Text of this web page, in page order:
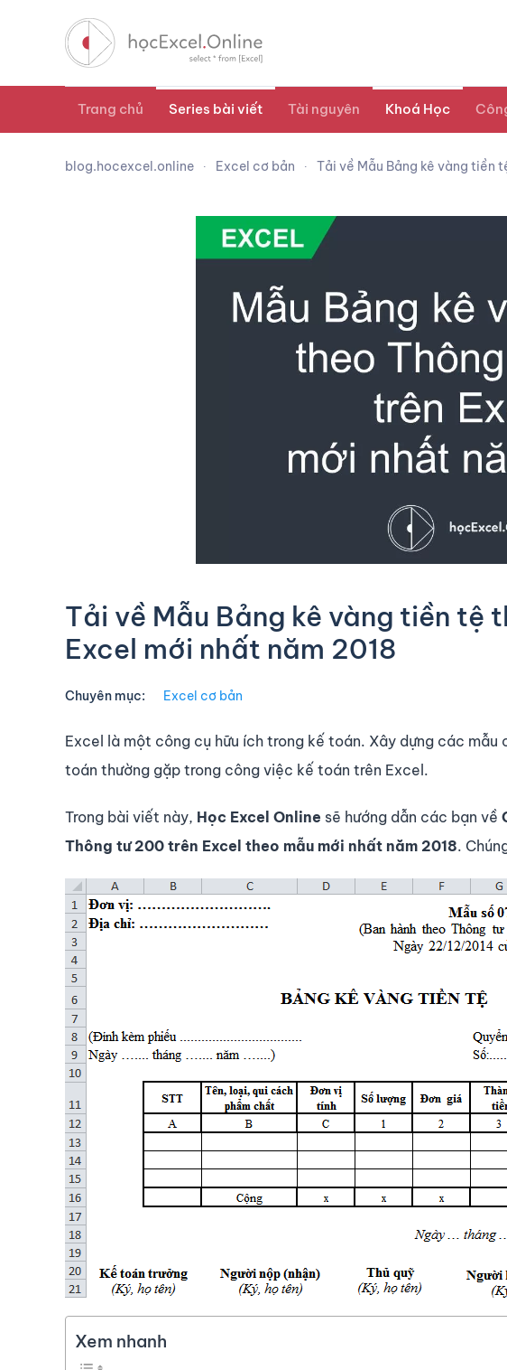
Trang chủ Series bài viết Tài nguyên Khoá Học
blog.hocexcel.online Excel cơ bản Tải về Mẫu Bảng kê vàng tiền
Tải về Mẫu Bảng kê vàng tiền tệ
Excel mới nhất năm 2018
Chuyên mục: Excel cơ bản
Excel là một công cụ hữu ích trong kế toán. Xây dựng các
toán thường gặp trong công việc kế toán trên Excel.
Trong bài viết này, Học Excel Online sẽ hướng dẫn các bạn về
Thông tư 200 trên Excel theo mẫu mới nhất năm 2018.
Xem nhanh